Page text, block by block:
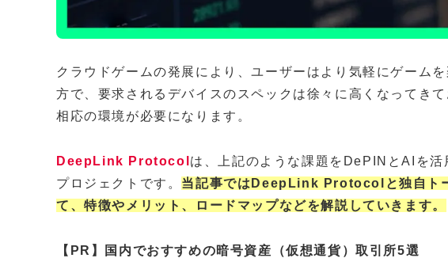
クラウドゲームの発展により、ユーザーはより気軽にゲーム
方で、要求されるデバイスのスペックは徐々に高くなってき
相応の環境が必要になります。
DeepLink Protocol は、上記のような課題をDePINとAIを活
プロジェクトです。 当記事ではDeepLink Protocolと独自ト
て、特徴やメリット、ロードマップなどを解説していきます。
【PR】国内でおすすめの暗号資産（仮想通貨）取引所5選